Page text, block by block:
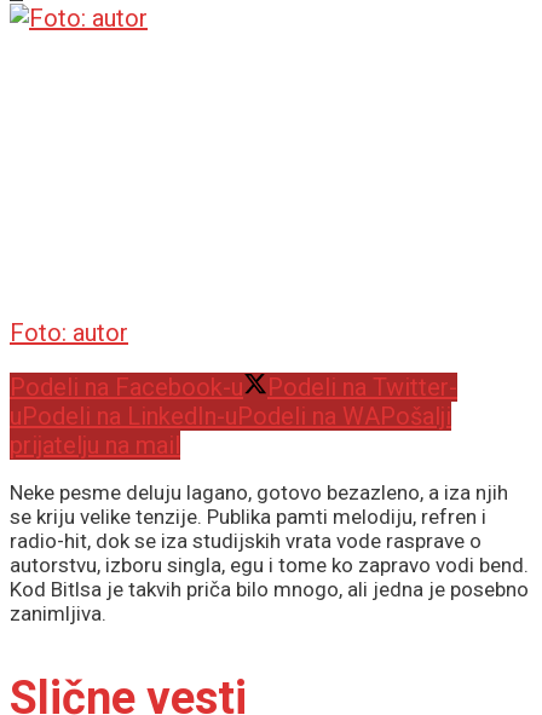
Foto: autor
Podeli na Facebook-u
Podeli na Twitter-
uPodeli na LinkedIn-uPodeli na WAPošalji
prijatelju na mail
Neke pesme deluju lagano, gotovo bezazleno, a iza njih
se kriju velike tenzije. Publika pamti melodiju, refren i
radio-hit, dok se iza studijskih vrata vode rasprave o
autorstvu, izboru singla, egu i tome ko zapravo vodi bend.
Kod Bitlsa je takvih priča bilo mnogo, ali jedna je posebno
zanimljiva.
Slične vesti